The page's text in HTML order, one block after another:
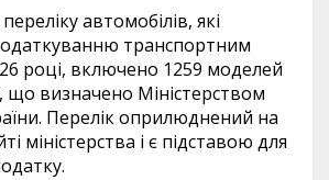
автомобілів, які
транспортним
році, включено 1259 моделей
що визначено Міністерством
Перелік оприлюднений на
міністерства і є підставою для